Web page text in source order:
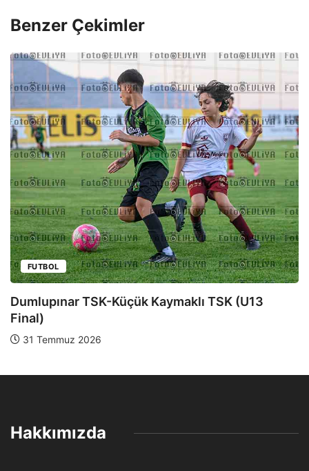
Benzer Çekimler
FUTBOL
Dumlupınar TSK-Yeniboğaziçi DSK (U13 Yarı
Final)
28 Temmuz 2026
Hakkımızda